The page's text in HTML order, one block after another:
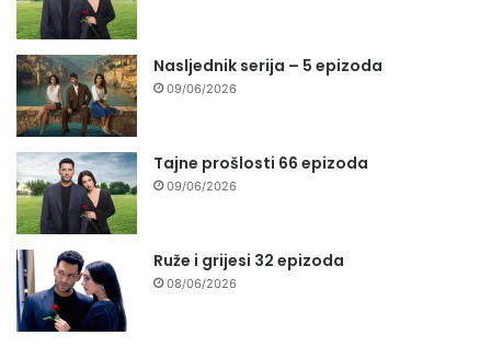
Nasljednik serija – 5 epizoda
09/06/2026
Tajne prošlosti 66 epizoda
09/06/2026
Ruže i grijesi 32 epizoda
08/06/2026